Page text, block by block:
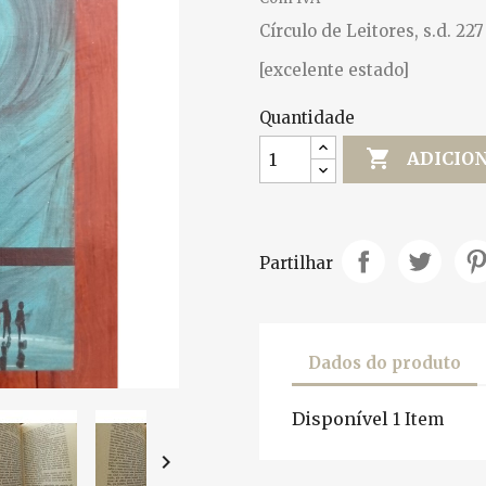

Círculo de Leitores, s.d.
[excelente estado]
Quantidade

Partilhar
Dados do produto
Disponível 1 Item